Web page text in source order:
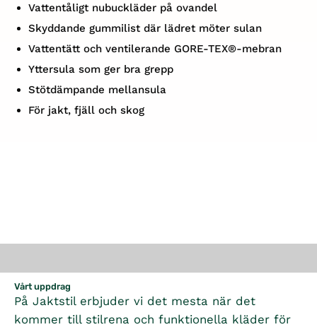
Vattentåligt nubuckläder på ovandel
Skyddande gummilist där lädret möter sulan
Vattentätt och ventilerande GORE-TEX®-mebran
Yttersula som ger bra grepp
Stötdämpande mellansula
För jakt, fjäll och skog
Vårt uppdrag
På Jaktstil erbjuder vi det mesta när det
kommer till stilrena och funktionella kläder för